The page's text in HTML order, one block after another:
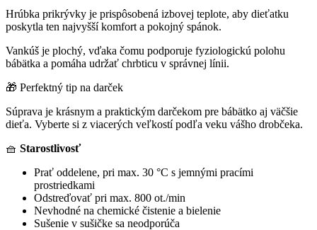
Hrúbka prikrývky je prispôsobená izbovej teplote, aby dieťatku
poskytla ten najvyšší komfort a pokojný spánok.
Vankúš je plochý, vďaka čomu podporuje fyziologickú polohu
bábätka a pomáha udržať chrbticu v správnej línii.
🎁 Perfektný tip na darček
Súprava je krásnym a praktickým darčekom pre bábätko aj väčšie
dieťa. Vyberte si z viacerých veľkostí podľa veku vášho drobčeka.
🧺 Starostlivosť
Prať oddelene, pri max. 30 °C s jemnými pracími
prostriedkami
Odstreďovať pri max. 800 ot./min
Nevhodné na chemické čistenie a bielenie
Sušenie v sušičke sa neodporúča